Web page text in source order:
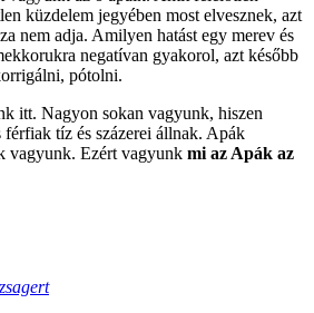
küzdelem jegyében most elvesznek, azt
nem adja. Amilyen hatást egy merev és
negatívan gyakorol, azt később
pótolni.
itt. Nagyon sokan vagyunk, hiszen
tíz és százerei állnak. Apák
vagyunk. Ezért vagyunk mi az Apák az